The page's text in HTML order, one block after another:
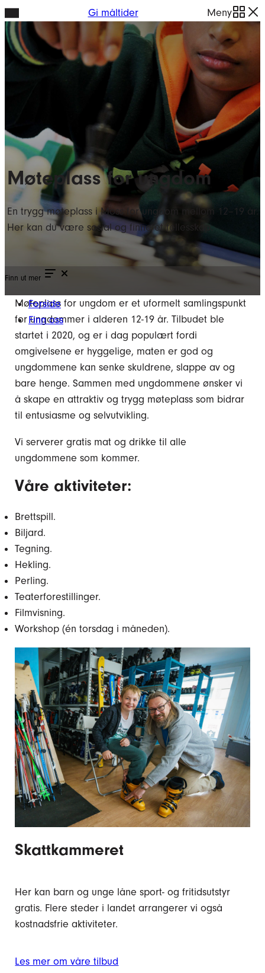
Hopp
til
innhold
Gi måltider Meny
Møteplass for ungdom
En trygg møteplass i Moss for ungdom mellom 12–19 år.
Her kan du være sosial og finne et fellesskap.
Finn ut mer
Forside
Finn oss
Møteplass for ungdom er et uformelt samlingspunkt
for ungdommer i alderen 12-19 år. Tilbudet ble
startet i 2020, og er i dag populært fordi
omgivelsene er hyggelige, maten er god og
ungdommene kan senke skuldrene, slappe av og
bare henge. Sammen med ungdommene ønsker vi
å skape en attraktiv og trygg møteplass som bidrar
til entusiasme og selvutvikling.
Vi serverer gratis mat og drikke til alle
ungdommene som kommer.
Våre aktiviteter:
Brettspill.
Biljard.
Tegning.
Hekling.
Perling.
Teaterforestillinger.
Filmvisning.
Workshop (én torsdag i måneden).
Skattkammeret
Her kan barn og unge låne sport- og fritidsutstyr
gratis. Flere steder i landet arrangerer vi også
kostnadsfrie aktiviteter.
Les mer om våre tilbud